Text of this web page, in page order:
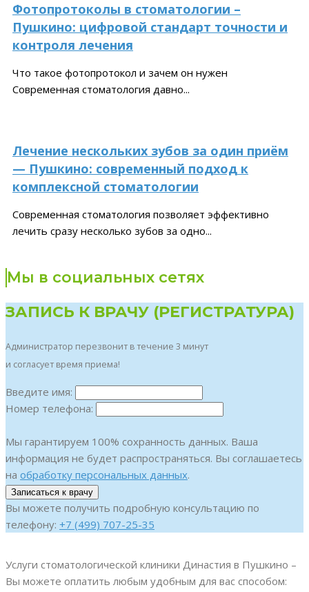
Фотопротоколы в стоматологии –
Пушкино: цифровой стандарт точности и
контроля лечения
Что такое фотопротокол и зачем он нужен
Современная стоматология давно...
Лечение нескольких зубов за один приём
— Пушкино: современный подход к
комплексной стоматологии
Современная стоматология позволяет эффективно
лечить сразу несколько зубов за одно...
Мы в социальных сетях
ЗАПИСЬ К ВРАЧУ (РЕГИСТРАТУРА)
Администратор перезвонит в течение 3 минут
и согласует время приема!
Введите имя:
Номер телефона:
Мы гарантируем 100% сохранность данных. Ваша
информация не будет распространяться. Вы соглашаетесь
на обработку персональных данных.
Вы можете получить подробную консультацию по
телефону: +7 (499) 707-25-35
Услуги стоматологической клиники Династия в Пушкино –
Вы можете оплатить любым удобным для вас способом: